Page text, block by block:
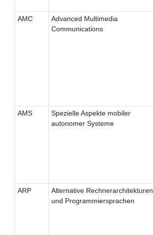
AMC
Advanced Multimedia
Communications
AMS
Spezielle Aspekte mobiler
autonomer Systeme
ARP
Alternative Rechnerarchitekturen
und Programmiersprachen